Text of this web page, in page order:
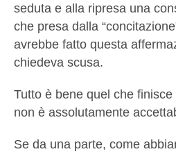
seduta e alla ripresa una
che presa dalla
avrebbe fatto questa
chiedeva scusa.
Tutto è bene quel che
non è assolutamente
Se da una parte, come